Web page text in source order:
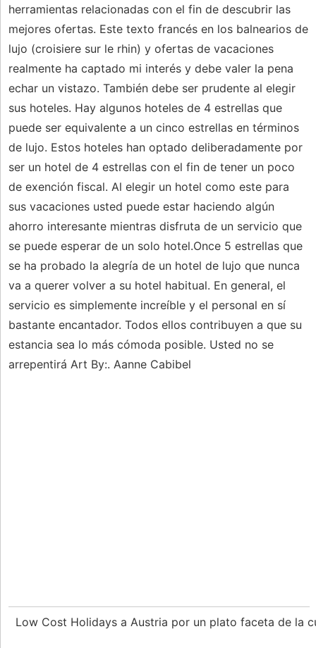
herramientas relacionadas con el fin de descubrir las
mejores ofertas. Este texto francés en los balnearios de
lujo (croisiere sur le rhin) y ofertas de vacaciones
realmente ha captado mi interés y debe valer la pena
echar un vistazo. También debe ser prudente al elegir
sus hoteles. Hay algunos hoteles de 4 estrellas que
puede ser equivalente a un cinco estrellas en términos
de lujo. Estos hoteles han optado deliberadamente por
ser un hotel de 4 estrellas con el fin de tener un poco
de exención fiscal. Al elegir un hotel como este para
sus vacaciones usted puede estar haciendo algún
ahorro interesante mientras disfruta de un servicio que
se puede esperar de un solo hotel.Once 5 estrellas que
se ha probado la alegría de un hotel de lujo que nunca
va a querer volver a su hotel habitual. En general, el
servicio es simplemente increíble y el personal en sí
bastante encantador. Todos ellos contribuyen a que su
estancia sea lo más cómoda posible. Usted no se
arrepentirá Art By:. Aanne Cabibel
Low Cost Holidays a Austria por un plato faceta de la